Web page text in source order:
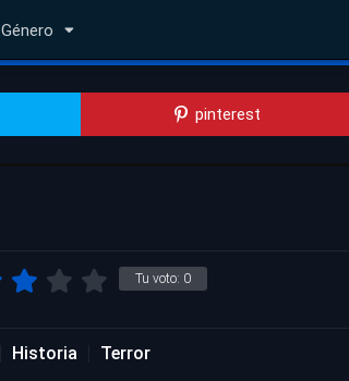
Género
pinterest
Tu voto: 0
Historia Terror